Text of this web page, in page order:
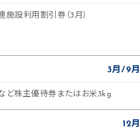
設利用割引券（3月）
3月 9月
ど株主優待券またはお米3kg
12月